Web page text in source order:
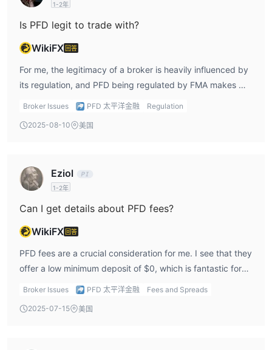
the PFDTrader account, there are no commissions, which
is a pro for me if I’m just starting out or trading
with the other costs, like deposit fees, when deciding how
to proceed with PFD investments.
1-2年
Is PFD legit to trade with?
WikiFX 回答
For me, the legitimacy of a broker is heavily influenced by
its regulation, and PFD being regulated by FMA makes me
feel that it's a legit broker to trade with. As a trader, I need
managed by a broker who adheres to industry regulations.
The STP model ensures that there’s no conflict of interest
between the broker and clients, and that’s something I
look for. However, I do need to be aware of their deposit
broker charges deposit fees, it adds up over time, so this
is something I would need to consider before making
significant trades with PFD investments.
Broker Issues PFD 太平洋金融 Regulation
2025-08-10 美国
Eziol
1-2年
Can I get details about PFD fees?
WikiFX 回答
PFD fees are a crucial consideration for me. I see that they
offer a low minimum deposit of $0, which is fantastic for
new traders like me, but I also noticed that deposit fees
NZ$0.30, and for international customers, it’s 3.7% +
Broker Issues PFD 太平洋金融 Fees and Spreads
2025-07-15 美国